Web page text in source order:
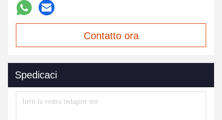
Contatto ora
Spedicaci